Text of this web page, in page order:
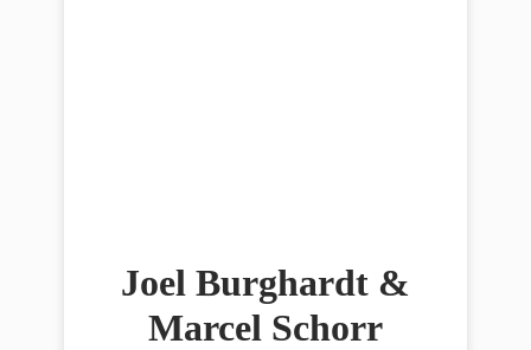
Joel Burghardt &
Marcel Schorr